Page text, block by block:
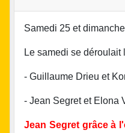
Samedi 25 et
Le samedi se
- Guillaume Drieu et
- Jean Segret et Elona
Jean Segret grâce à